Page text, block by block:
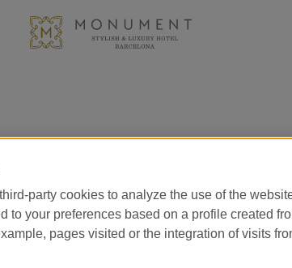
せ
ださい
party cookies to analyze the use of the
to your preferences based on a profile created
pages visited or the integration of visits